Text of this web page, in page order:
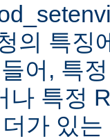
의 특징
어, 특
나 특정
가 있